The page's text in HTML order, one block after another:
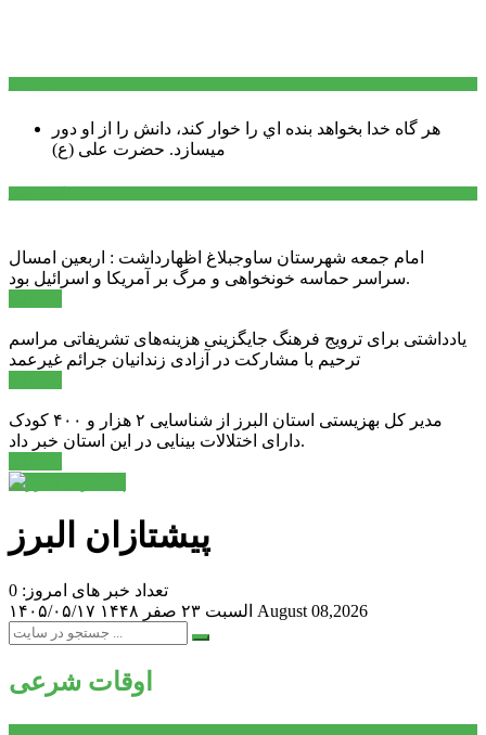
هر گاه خدا بخواهد بنده اي را خوار كند، دانش را از او دور
میسازد. حضرت علی (ع)
امام جمعه شهرستان ساوجبلاغ اظهارداشت : اربعین امسال
سراسر حماسه خونخواهی و مرگ بر آمریکا و اسرائیل بود.
یادداشتی برای ترویج فرهنگ جایگزینی هزینه‌های تشریفاتی مراسم
ترحیم با مشارکت در آزادی زندانیان جرائم غیرعمد
مدیر کل بهزیستی استان البرز از شناسایی ۲ هزار و ۴۰۰ کودک
دارای اختلالات بینایی در این استان خبر داد.
پیشتازان البرز
تعداد خبر های امروز: 0
۱۴۰۵/۰۵/۱۷
السبت ۲۳ صفر ۱۴۴۸ August 08,2026
اوقات شرعی